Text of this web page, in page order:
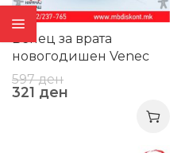
Венец за врата
новогодишен Venec
vrata f22*7sm 0813
597ден
321 ден